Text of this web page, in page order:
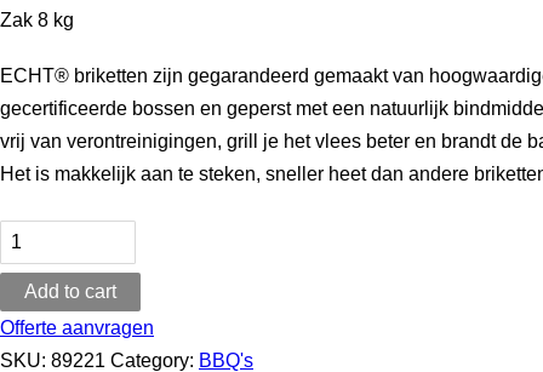
Zak 8 kg
ECHT® briketten zijn gegarandeerd gemaakt van
gecertificeerde bossen en geperst met een natuurlijk
vrij van verontreinigingen, grill je het vlees beter en brandt de
Het is makkelijk aan te steken, sneller heet dan andere
Echt
Briketten
Zak
8
kg
Add to cart
Offerte aanvragen
SKU: 89221 Category: BBQ's